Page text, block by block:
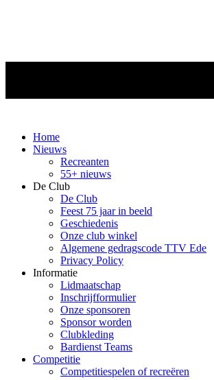
Home
Nieuws
Recreanten
55+ nieuws
De Club
De Club
Feest 75 jaar in beeld
Geschiedenis
Onze club winkel
Algemene gedragscode TTV Ede
Privacy Policy
Informatie
Lidmaatschap
Inschrijfformulier
Onze sponsoren
Sponsor worden
Clubkleding
Bardienst Teams
Competitie
Competitiespelen of recreëren